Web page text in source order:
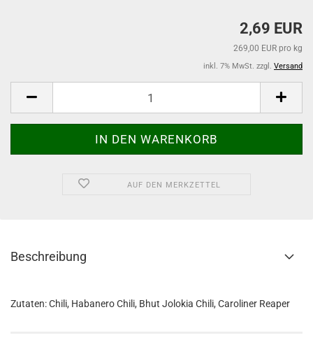
2,69 EUR
269,00 EUR pro kg
inkl. 7% MwSt. zzgl. Versand
AUF DEN MERKZETTEL
Beschreibung
Zutaten: Chili, Habanero Chili, Bhut Jolokia Chili, Caroliner Reaper